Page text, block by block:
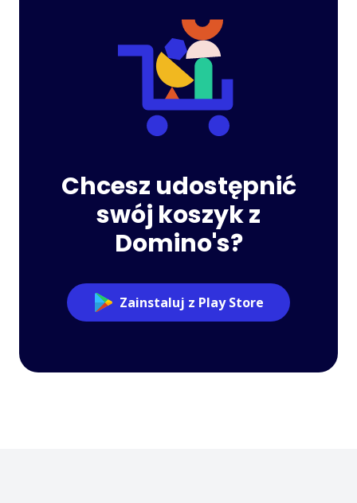
Chcesz udostępnić
swój koszyk z
Domino's?
Zainstaluj z Play Store